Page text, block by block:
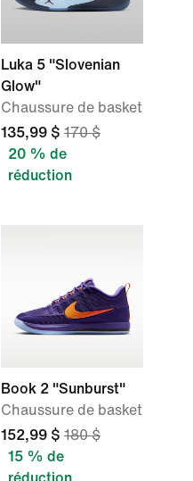
Luka 5 "Slovenian
Glow"
Chaussure de basket
135,99 $ 170 $
20 % de
réduction
Book 2 "Sunburst"
Chaussure de basket
152,99 $ 180 $
15 % de
réduction